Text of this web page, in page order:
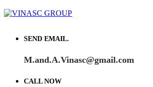
SEND EMAIL.
M.and.A.Vinasc@gmail.com
CALL NOW